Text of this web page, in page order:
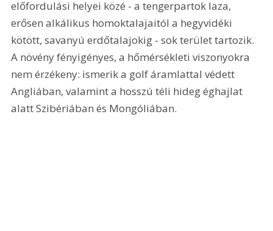
előfordulási helyei közé - a tengerpartok laza,
erősen alkálikus homoktalajaitól a hegyvidéki
kötött, savanyú erdőtalajokig - sok terület tartozik.
A növény fényigényes, a hőmérsékleti viszonyokra
nem érzékeny: ismerik a golf áramlattal védett
Angliában, valamint a hosszú téli hideg éghajlat
alatt Szibériában és Mongóliában.